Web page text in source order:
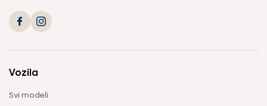
Vozila
Svi modeli